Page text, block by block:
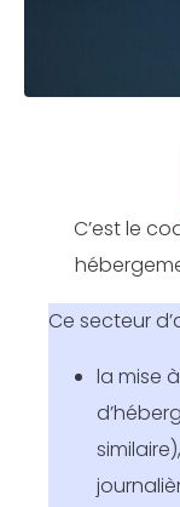
C’est le
Ce secteur
la mise